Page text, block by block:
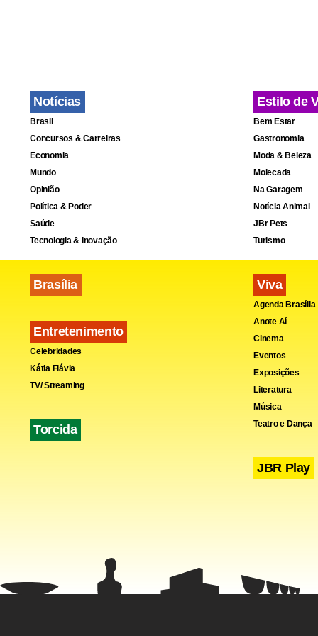
Notícias
Brasil
Concursos & Carreiras
Economia
Mundo
Opinião
Política & Poder
Saúde
Tecnologia & Inovação
Brasília
Entretenimento
Celebridades
Kátia Flávia
TV/ Streaming
Torcida
Estilo de
Bem Estar
Gastronomia
Moda & Beleza
Molecada
Na Garagem
Notícia Animal
JBr Pets
Turismo
Viva
Agenda Brasília
Anote Aí
Cinema
Eventos
Exposições
Literatura
Música
Teatro e Dança
JBR Play